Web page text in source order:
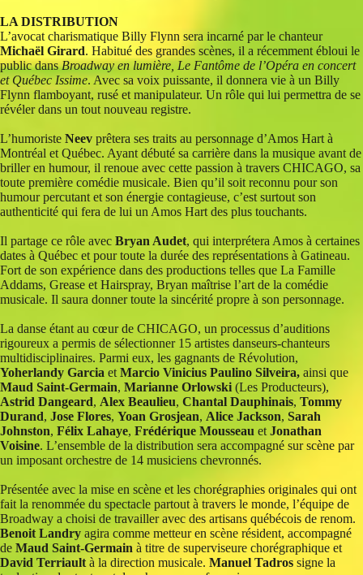
LA DISTRIBUTION
L’avocat charismatique Billy Flynn sera incarné par le chanteur
Michaël Girard. Habitué des grandes scènes, il a récemment ébloui le
public dansBroadway en lumière, Le Fantôme de l’Opéra en concert
et Québec Issime. Avec sa voix puissante, il donnera vie à un Billy
Flynn flamboyant, rusé et manipulateur. Un rôle qui lui permettra de se
révéler dans un tout nouveau registre.
L’humoriste Neev prêtera ses traits au personnage d’Amos Hart à
Montréal et Québec. Ayant débuté sa carrière dans la musique avant de
briller en humour, il renoue avec cette passion à travers CHICAGO, sa
toute première comédie musicale. Bien qu’il soit reconnu pour son
humour percutant et son énergie contagieuse, c’est surtout son
authenticité qui fera de lui un Amos Hart des plus touchants.
Il partage ce rôle avec Bryan Audet, qui interprétera Amos à certaines
dates à Québec et pour toute la durée des représentations à Gatineau.
Fort de son expérience dans des productions telles que La Famille
Addams, Grease et Hairspray, Bryan maîtrise l’art de la comédie
musicale. Il saura donner toute la sincérité propre à son personnage.
La danse étant au cœur de CHICAGO, un processus d’auditions
rigoureux a permis de sélectionner 15 artistes danseurs-chanteurs
multidisciplinaires. Parmi eux, les gagnants de Révolution,
Yoherlandy Garcia et Marcio Vinicius Paulino Silveira, ainsi que
Maud Saint-Germain, Marianne Orlowski (Les Producteurs),
Astrid Dangeard, Alex Beaulieu, Chantal Dauphinais, Tommy
Durand, Jose Flores, Yoan Grosjean, Alice Jackson, Sarah
Johnston, Félix Lahaye, Frédérique Mousseau et Jonathan
Voisine. L’ensemble de la distribution sera accompagné sur scène par
un imposant orchestre de 14 musiciens chevronnés.
Présentée avec la mise en scène et les chorégraphies originales qui ont
fait la renommée du spectacle partout à travers le monde, l’équipe de
Broadway a choisi de travailler avec des artisans québécois de renom.
Benoit Landry agira comme metteur en scène résident, accompagné
de Maud Saint-Germain à titre de superviseure chorégraphique et
David Terriault à la direction musicale. Manuel Tadros signe la